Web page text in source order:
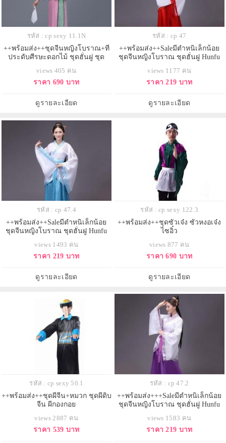
รหัส : cp sexy 11.1N
++พร้อมส่ง++ชุดจีนหญิงโบราณ+ที่
ประดับศีรษะดอกไม้ ชุดฮั่นฝู ชุด
views 405 คน
ราคา 690 บาท
ดูรายละเอียด
รหัส : cp 47
++พร้อมส่ง++Saleมีตำหนิเล็กน้อย
ชุดจีนหญิงโบราณ ชุดฮั่นฝู Hunfu
ภายใน ชุดประจำชาติจีน
views 1177 คน
ราคา 219 บาท
ดูรายละเอียด
รหัส : cp 47.4
++พร้อมส่ง++Saleมีตำหนิเล็กน้อย
ชุดจีนหญิงโบราณ ชุดฮั่นฝู Hunfu
ภายใน ชุดประจำชาติจีน
views 1493 คน
ราคา 219 บาท
ดูรายละเอียด
รหัส : cp sexy 122.3
++พร้อมส่ง++ชุดซัวเจ๋ง ซัวหงอเจ๋ง
ไซอิ๋ว
views 877 คน
ราคา 690 บาท
ดูรายละเอียด
รหัส : cp sexy 50.1
++พร้อมส่ง++ชุดผีจีน+หมวก ชุดผีดิบ
จีน ผีกองกอย
views 2887 คน
ราคา 539 บาท
รหัส : cp 47.2
++พร้อมส่ง+++Saleมีตำหนิเล็กน้อย
ชุดจีนหญิงโบราณ ชุดฮั่นฝู Hunfu
ภายใน ชุดประจำชาติจีน
views 1583 คน
ราคา 219 บาท